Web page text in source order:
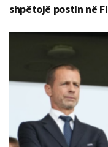
shpëtojë postin në